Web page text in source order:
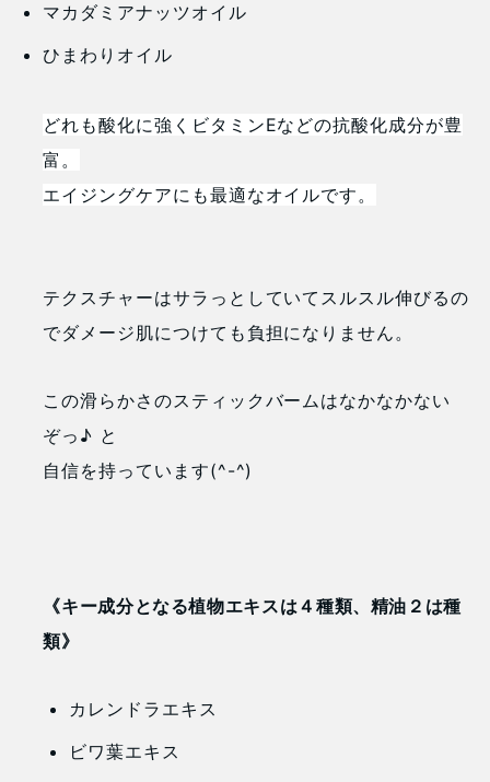
マカダミアナッツオイル
ひまわりオイル
どれも酸化に強くビタミンEなどの抗酸化成分が豊
富。
エイジングケアにも最適なオイルです。
テクスチャーはサラっとしていてスルスル伸びるの
でダメージ肌につけても負担になりません。
この滑らかさのスティックバームはなかなかない
ぞっ♪ と
自信を持っています(^-^)
《キー成分となる植物エキスは４種類、精油２は種
類》
カレンドラエキス
ビワ葉エキス